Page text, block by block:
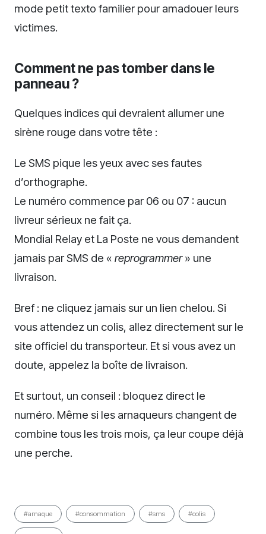
mode petit texto familier pour amadouer leurs
victimes.
Comment ne pas tomber dans le
panneau ?
Quelques indices qui devraient allumer une
sirène rouge dans votre tête :
Le SMS pique les yeux avec ses fautes
d’orthographe.
Le numéro commence par 06 ou 07 : aucun
livreur sérieux ne fait ça.
Mondial Relay et La Poste ne vous demandent
jamais par SMS de « reprogrammer» une
livraison.
Bref : ne cliquez jamais sur un lien chelou. Si
vous attendez un colis, allez directement sur le
site officiel du transporteur. Et si vous avez un
doute, appelez la boîte de livraison.
Et surtout, un conseil : bloquez direct le
numéro. Même si les arnaqueurs changent de
combine tous les trois mois, ça leur coupe déjà
une perche.
#arnaque #consommation #sms #colis